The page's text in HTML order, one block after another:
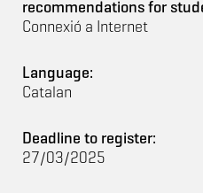
recommendations for
Connexió a Internet
Language:
Catalan
Deadline to register:
27/03/2025